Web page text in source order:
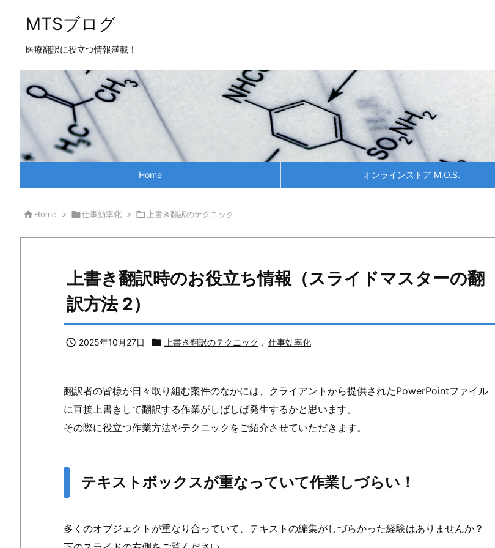
MTSブログ
医療翻訳に役立つ情報満載！
Home オンラインストア M.O.S.
 Home > 仕事効率化 >  上書き翻訳のテクニック
上書き翻訳時のお役立ち情報（スライドマスターの翻
訳方法 2）
 2025年10月27日  上書き翻訳のテクニック , 仕事効率化
翻訳者の皆様が日々取り組む案件のなかには、クライアントから提供されたPowerPointファイル
に直接上書きして翻訳する作業がしばしば発生するかと思います。
その際に役立つ作業方法やテクニックをご紹介させていただきます。
テキストボックスが重なっていて作業しづらい！
多くのオブジェクトが重なり合っていて、テキストの編集がしづらかった経験はありませんか？